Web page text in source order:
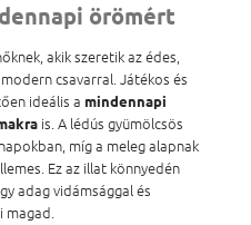
örömért
akik szeretik az édes,
csavarral. Játékos és
ideális a mindennapi
is. A lédús gyümölcsös
míg a meleg alapnak
Ez az illat könnyedén
adag vidámsággal és
magad.